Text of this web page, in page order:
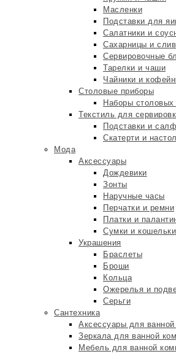
Масленки
Подставки для
Салатники и
Сахарницы и
Сервировочные
Тарелки и чаши
Чайники и
Столовые приборы
Наборы столовых
Текстиль для
Подставки и
Скатерти и
Мода
Аксессуары
Дождевики
Зонты
Наручные часы
Перчатки и ремни
Платки и
Сумки и кошельки
Украшения
Браслеты
Броши
Кольца
Ожерелья и
Серьги
Сантехника
Аксессуары для
Зеркала для ванной
Мебель для ванной